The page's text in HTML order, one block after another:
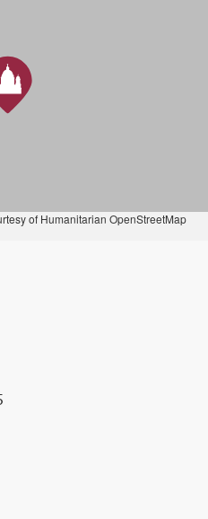
of Humanitarian OpenStreetMap